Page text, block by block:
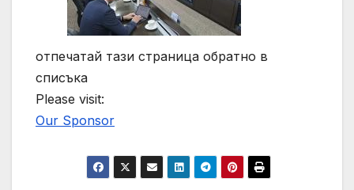
отпечатай тази страница обратно в
списъка
Please visit:
Our Sponsor